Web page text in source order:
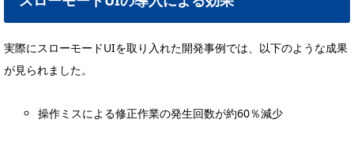
実際にスローモードUIを取り入れた開発事例では、以下のような成果
が見られました。
操作ミスによる修正作業の発生回数が約60％減少